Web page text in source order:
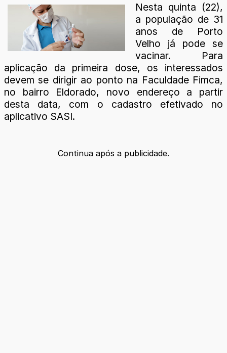
Nesta quinta (22),
a população de 31
anos de Porto
Velho já pode se
vacinar. Para
aplicação da primeira dose, os interessados
devem se dirigir ao ponto na Faculdade Fimca,
no bairro Eldorado, novo endereço a partir
desta data, com o cadastro efetivado no
aplicativo SASI.
Continua após a publicidade.